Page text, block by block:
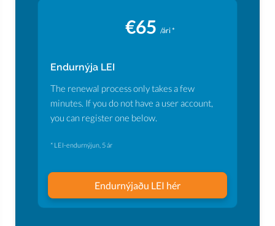
€65 /ári *
Endurnýja LEI
The renewal process only takes a few
minutes. If you do not have a user account,
you can register one below.
* LEI-endurnýjun, 5 ár
Endurnýjaðu LEI hér